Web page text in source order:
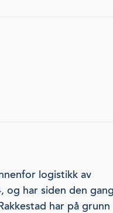
logistikk av
og har siden den
har på